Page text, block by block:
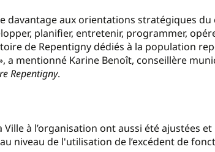
davantage aux orientations stratégiques
planifier, entretenir, programmer,
de Repentigny dédiés à la population
a mentionné Karine Benoît, conseillère
Repentigny.
à l’organisation ont aussi été ajustées
niveau de l'utilisation de l’excédent de